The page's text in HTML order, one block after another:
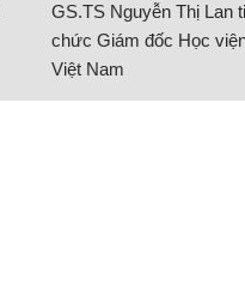
GS.TS Nguyễn Thị Lan
chức Giám đốc Học
Việt Nam